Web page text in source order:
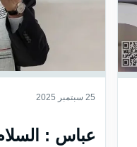
25 سبتمبر 2025
عباس :